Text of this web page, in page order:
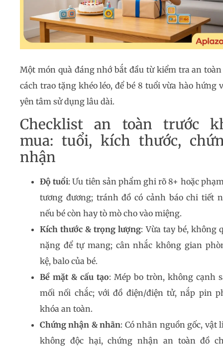
Một món quà đáng nhớ bắt đầu từ kiểm tra an toàn
cách trao tặng khéo léo, để bé 8 tuổi vừa hào hứng
yên tâm sử dụng lâu dài.
Checklist an toàn trước
mua: tuổi, kích thước,
nhận
Độ tuổi: Ưu tiên sản phẩm ghi rõ 8+ hoặc
tương đương; tránh đồ có cảnh báo chi tiết
nếu bé còn hay tò mò cho vào miệng.
Kích thước & trọng lượng: Vừa tay bé, không
nặng để tự mang; cân nhắc không gian
kệ, balo của bé.
Bề mặt & cấu tạo: Mép bo tròn, không cạnh
mối nối chắc; với đồ điện/điện tử, nắp pin
khóa an toàn.
Chứng nhận & nhãn: Có nhãn nguồn gốc, vật
không độc hại, chứng nhận an toàn đồ